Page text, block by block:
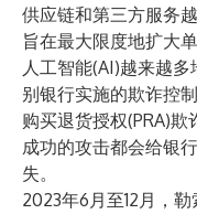
供应链和第三方服务
旨在最大限度地扩大
人工智能(AI)越来越
别银行实施的欺诈控
购买退货授权(PRA)
成功的攻击都会给银
失。
2023年6月至12月，